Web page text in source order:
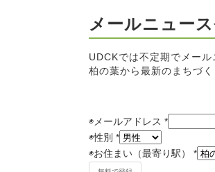
メールニュー
UDCKでは不定期でメール
柏の葉から最新のまちづ
◉メールアドレス *
◉性別 *
◉お住まい（最寄り駅） *